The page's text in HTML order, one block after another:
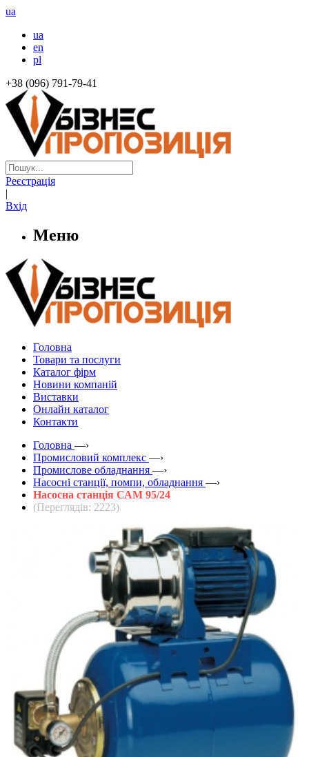
ua
ua
en
pl
+38 (096) 791-79-41
Реєстрація
|
Вхід
Меню
Головна
Товари та послуги
Каталог фірм
Новини компаній
Виставки
Онлайн каталог
Контакти
Головна —›
Промисловий комплекс —›
Промислове обладнання —›
Насосні станції, помпи, обладнання —›
Насосна станція САМ 95/24
(Переглядів: 2223)